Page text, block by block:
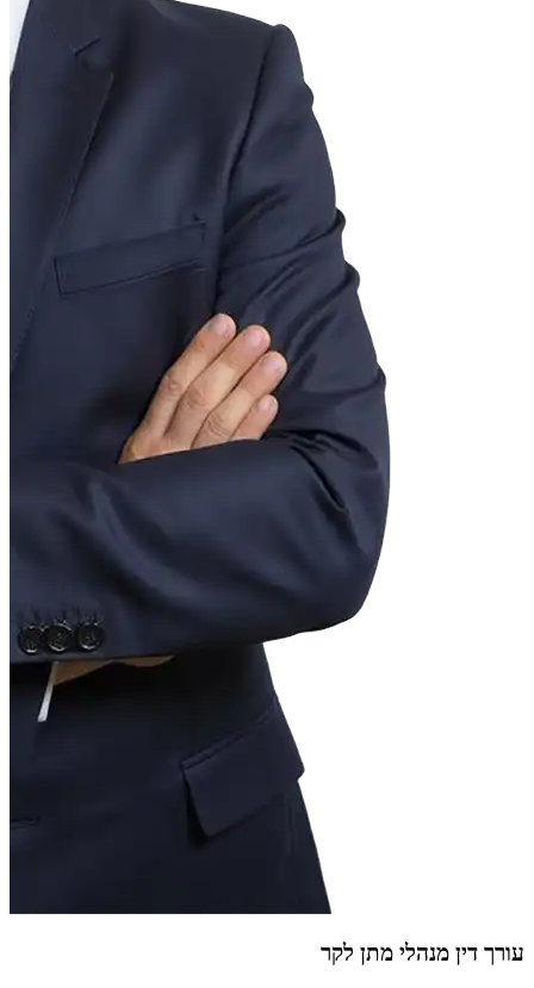
עורך דין מנהלי מתן לקר